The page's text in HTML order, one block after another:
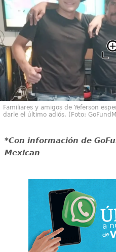
Familiares y amigos de Yeferson
darle el último adiós. (Foto:
*Con información de
Mexican